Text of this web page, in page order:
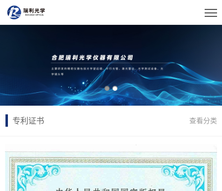
专利证书 查看分类